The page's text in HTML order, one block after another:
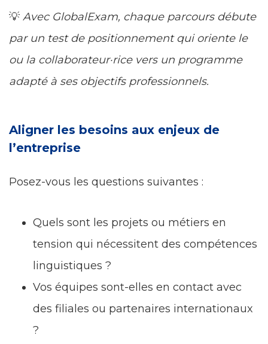
💡 Avec GlobalExam, chaque parcours débute
par un test de positionnement qui oriente le
ou la collaborateur·rice vers un programme
adapté à ses objectifs professionnels.
Aligner les besoins aux enjeux de
l’entreprise
Posez-vous les questions suivantes :
Quels sont les projets ou métiers en
tension qui nécessitent des compétences
linguistiques ?
Vos équipes sont-elles en contact avec
des filiales ou partenaires internationaux
?